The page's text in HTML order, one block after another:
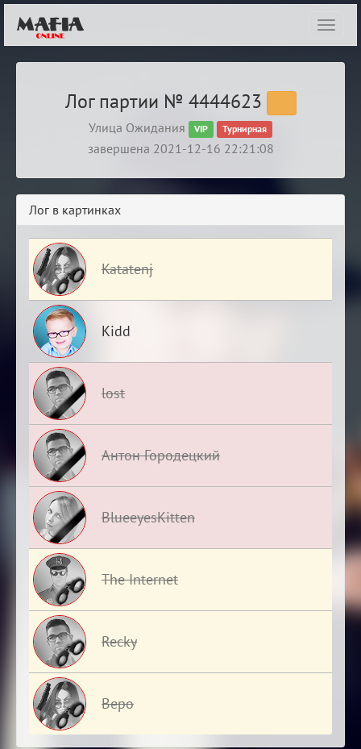
Лог партии № 4444623
Улица Ожидания VIP Турнирная
завершена 2021-12-16 22:21:08
Лог в картинках
Katatenj
Kidd
lost
Антон Городецкий
BlueeyesKitten
The Internet
Recky
Веро